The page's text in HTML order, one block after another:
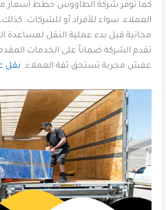
كما توفر شركة الطاووس خطط أسعار
العملاء، سواء للأفراد أو للشركات.
مجانية قبل بدء عملية النقل لمساعدة
تقدم الشركة ضماناً على الخدمات
عفش مجربة تستحق ثقة العملاء. نقل